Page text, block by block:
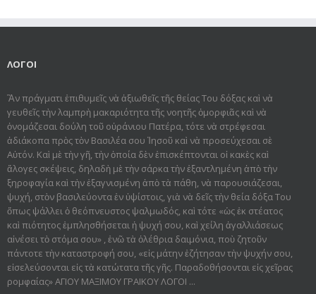
ΛΟΓΟΙ
Ἂν πράγματι ἐπιθυμεῖς νὰ ἀξιωθεῖς τῆς θείας Του δόξας καὶ νὰ
γευθεῖς τὴν λαμπρὴ μακαριότητα τῆς νοητῆς ὀμορφιᾶς καὶ νὰ
ὀνομάζεσαι δούλη τοῦ οὐράνιου Πατέρα, τότε νὰ στρέφεσαι
ἀδιάκοπα πρὸς τὸν Βασιλέα σου Ἰησοῦ καὶ νὰ προσεύχεσαι σὲ
Αὐτόν. Καὶ μὲ τὴν γῆ, τὴν ὁποία δὲν ἐπισκέπτονται οἱ κακὲς καὶ
ἄλογες σκέψεις, δηλαδὴ μὲ τὴν σάρκα τὴν ἐξαντλημένη ἀπὸ τὴν
ξηροφαγία καὶ τὴν ἐξαγνισμένη ἀπὸ τὰ πάθη, νὰ παρουσιάζεσαι,
ψυχή, στὸν βασιλεύοντα ἐν ὑψίστοις, γιὰ νὰ δεῖς τὴν θεία δόξα Του
ὅπως ψάλλει ὁ θεόπνευστος ψαλμωδός, καὶ τότε «ὡς ἐκ στέατος
καὶ πιότητος ἐμπλησθήσεται ἡ ψυχή σου, καὶ χείλη ἀγαλλιάσεως
αἰνέσει τὸ στόμα σου» , ἐνῶ τὰ ὀλέθρια δαιμόνια, ποὺ ζητοῦν
πάντοτε τὴν καταστροφή σου, «εἰς μάτην ἐζήτησαν τὴν ψυχήν σου,
εἰσελεύσονται εἰς τὰ κατώτατα τῆς γῆς. Παραδοθήσον­ται εἰς χεῖρας
ρομφαίας» ΑΓΙΟΥ ΜΑΞΙΜΟΥ ΓΡΑΙΚΟΥ ΛΟΓΟΙ ...